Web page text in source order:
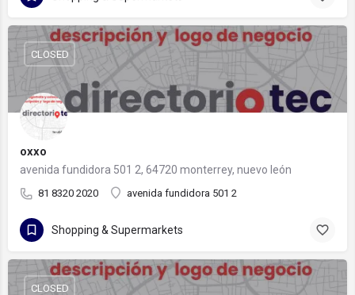
oxxo
avenida fundidora 501 2, 64720 monterrey, nuevo león
81 8320 2020 avenida fundidora 501 2
CLOSED
Shopping & Supermarkets
CLOSED